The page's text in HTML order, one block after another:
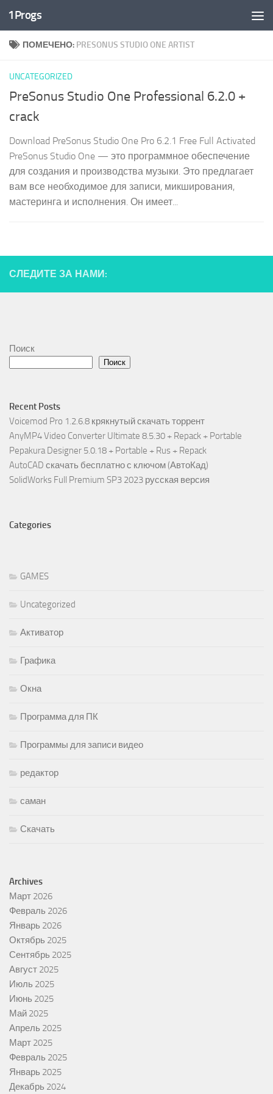
Перейти к содержимому
1Progs
ПОМЕЧЕНО: PRESONUS STUDIO ONE ARTIST
UNCATEGORIZED
PreSonus Studio One Professional 6.2.0 +
crack
Download PreSonus Studio One Pro 6.2.1 Free Full Activated
PreSonus Studio One — это программное обеспечение
для создания и производства музыки. Это предлагает
вам все необходимое для записи, микширования,
мастеринга и исполнения. Он имеет...
СЛЕДИТЕ ЗА НАМИ:
Поиск
Поиск
Recent Posts
Voicemod Pro 1.2.6.8 крякнутый скачать торрент
AnyMP4 Video Converter Ultimate 8.5.30 + Repack + Portable
Pepakura Designer 5.0.18 + Portable + Rus + Repack
AutoCAD скачать бесплатно с ключом (АвтоКад)
SolidWorks Full Premium SP3 2023 русская версия
Categories
GAMES
Uncategorized
Активатор
Графика
Окна
Программа для ПК
Программы для записи видео
редактор
саман
Скачать
Archives
Март 2026
Февраль 2026
Январь 2026
Октябрь 2025
Сентябрь 2025
Август 2025
Июль 2025
Июнь 2025
Май 2025
Апрель 2025
Март 2025
Февраль 2025
Январь 2025
Декабрь 2024